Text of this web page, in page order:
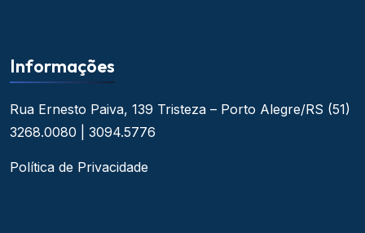
Informações
Rua Ernesto Paiva, 139 Tristeza – Porto Alegre/RS (51)
3268.0080 | 3094.5776
Política de Privacidade